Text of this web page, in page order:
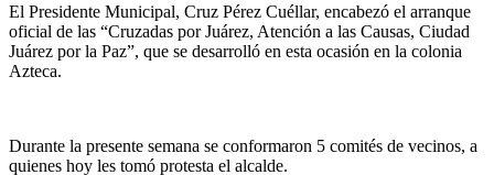
El Presidente Municipal, Cruz Pérez Cuéllar, encabezó el arranque
oficial de las “Cruzadas por Juárez, Atención a las Causas, Ciudad
Juárez por la Paz”, que se desarrolló en esta ocasión en la colonia
Azteca.
Durante la presente semana se conformaron 5 comités de vecinos, a
quienes hoy les tomó protesta el alcalde.